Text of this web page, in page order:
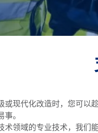
或现代化改造时，您可以
。
术领域的专业技术，我们